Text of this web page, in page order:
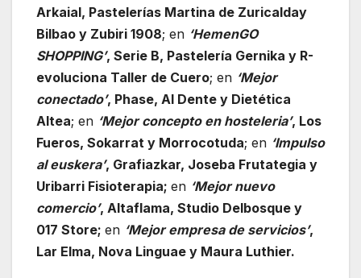
Arkaial, Pastelerías Martina de Zuricalday
Bilbao y Zubiri 1908; en ‘HemenGO
SHOPPING’, Serie B, Pastelería Gernika y R-
evoluciona Taller de Cuero; en ‘Mejor
conectado’, Phase, Al Dente y Dietética
Altea; en ‘Mejor concepto en hosteleria’, Los
Fueros, Sokarrat y Morrocotuda; en ‘Impulso
al euskera’, Grafiazkar, Joseba Frutategia y
Uribarri Fisioterapia; en ‘Mejor nuevo
comercio’, Altaflama, Studio Delbosque y
017 Store; en ‘Mejor empresa de servicios’,
Lar Elma, Nova Linguae y Maura Luthier.